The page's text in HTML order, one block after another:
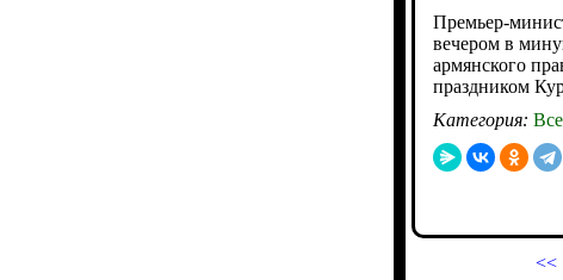
Премьер-
вечером в
армянского
праздником
Категория: Все
<<